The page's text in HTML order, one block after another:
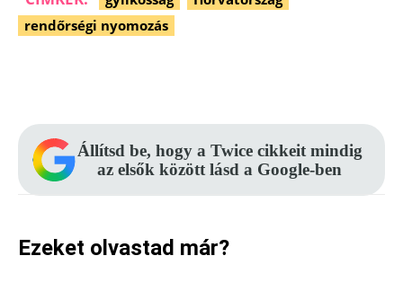
rendőrségi nyomozás
Állítsd be, hogy a Twice cikkeit mindig
az elsők között lásd a Google-ben
Ezeket olvastad már?